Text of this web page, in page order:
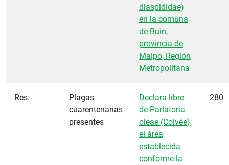
diaspididae)
en la comuna
de Buin,
provincia de
Maipo, Región
Metropolitana
Res.
Plagas
cuarentenarias
presentes
Declara libre
de Parlatoria
oleae (Colvée),
el área
establecida
conforme la
280